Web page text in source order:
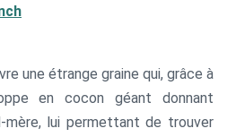
une étrange graine qui, grâce à
en cocon géant donnant
mère, lui permettant de trouver